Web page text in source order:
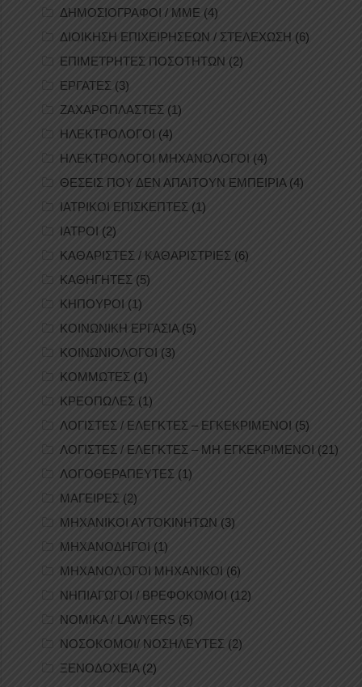
ΔΗΜΟΣΙΟΓΡΑΦΟΙ / ΜΜΕ (4)
ΔΙΟΙΚΗΣΗ ΕΠΙΧΕΙΡΗΣΕΩΝ / ΣΤΕΛΕΧΩΣΗ (6)
ΕΠΙΜΕΤΡΗΤΕΣ ΠΟΣΟΤΗΤΩΝ (2)
ΕΡΓΑΤΕΣ (3)
ΖΑΧΑΡΟΠΛΑΣΤΕΣ (1)
ΗΛΕΚΤΡΟΛΟΓΟΙ (4)
ΗΛΕΚΤΡΟΛΟΓΟΙ ΜΗΧΑΝΟΛΟΓΟΙ (4)
ΘΕΣΕΙΣ ΠΟΥ ΔΕΝ ΑΠΑΙΤΟΥΝ ΕΜΠΕΙΡΙΑ(4)
ΙΑΤΡΙΚΟΙ ΕΠΙΣΚΕΠΤΕΣ (1)
ΙΑΤΡΟΙ (2)
ΚΑΘΑΡΙΣΤΕΣ / ΚΑΘΑΡΙΣΤΡΙΕΣ (6)
ΚΑΘΗΓΗΤΕΣ (5)
ΚΗΠΟΥΡΟΙ (1)
ΚΟΙΝΩΝΙΚΗ ΕΡΓΑΣΙΑ(5)
ΚΟΙΝΩΝΙΟΛΟΓΟΙ (3)
ΚΟΜΜΩΤΕΣ (1)
ΚΡΕΟΠΩΛΕΣ (1)
ΛΟΓΙΣΤΕΣ / ΕΛΕΓΚΤΕΣ – ΕΓΚΕΚΡΙΜΕΝΟΙ (5)
ΛΟΓΙΣΤΕΣ / ΕΛΕΓΚΤΕΣ – ΜΗ ΕΓΚΕΚΡΙΜΕΝΟΙ (21)
ΛΟΓΟΘΕΡΑΠΕΥΤΕΣ (1)
ΜΑΓΕΙΡΕΣ (2)
ΜΗΧΑΝΙΚΟΙ ΑΥΤΟΚΙΝΗΤΩΝ (3)
ΜΗΧΑΝΟΔΗΓΟΙ (1)
ΜΗΧΑΝΟΛΟΓΟΙ ΜΗΧΑΝΙΚΟΙ (6)
ΝΗΠΙΑΓΩΓΟΙ / ΒΡΕΦΟΚΟΜΟΙ (12)
ΝΟΜΙΚΑ / LAWYERS (5)
ΝΟΣΟΚΟΜΟΙ/ ΝΟΣΗΛΕΥΤΕΣ (2)
ΞΕΝΟΔΟΧΕΙΑ(2)